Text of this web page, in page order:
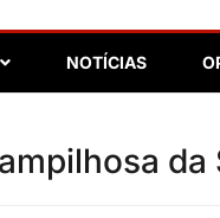
NOTÍCIAS
da